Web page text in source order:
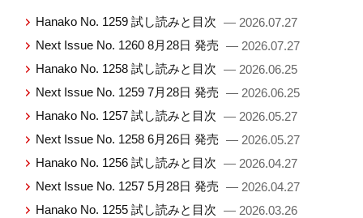
Hanako No. 1259 試し読みと目次 — 2026.07.27
Next Issue No. 1260 8月28日 発売 — 2026.07.27
Hanako No. 1258 試し読みと目次 — 2026.06.25
Next Issue No. 1259 7月28日 発売 — 2026.06.25
Hanako No. 1257 試し読みと目次 — 2026.05.27
Next Issue No. 1258 6月26日 発売 — 2026.05.27
Hanako No. 1256 試し読みと目次 — 2026.04.27
Next Issue No. 1257 5月28日 発売 — 2026.04.27
Hanako No. 1255 試し読みと目次 — 2026.03.26